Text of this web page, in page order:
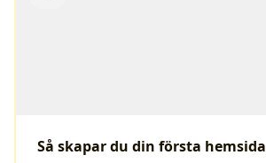
Så skapar du din första hemsida